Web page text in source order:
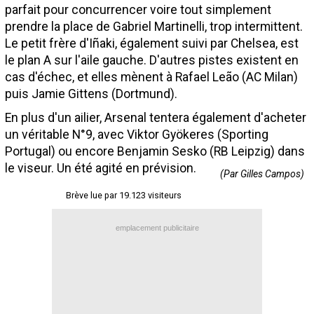
parfait pour concurrencer voire tout simplement
prendre la place de Gabriel Martinelli, trop intermittent.
Le petit frère d'Iñaki, également suivi par Chelsea, est
le plan A sur l'aile gauche. D'autres pistes existent en
cas d'échec, et elles mènent à Rafael Leão (AC Milan)
puis Jamie Gittens (Dortmund).
En plus d'un ailier, Arsenal tentera également d'acheter
un véritable N°9, avec Viktor Gyökeres (Sporting
Portugal) ou encore Benjamin Sesko (RB Leipzig) dans
le viseur. Un été agité en prévision.
(Par Gilles Campos)
Brève lue par 19.123 visiteurs
emplacement publicitaire
Contact / Signaler un bug
Recrutement Maxifoot
Mentions légales
site web Maxifoot.fr